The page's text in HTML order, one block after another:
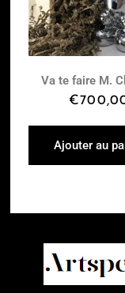
Va te faire M.
€
Ajouter au